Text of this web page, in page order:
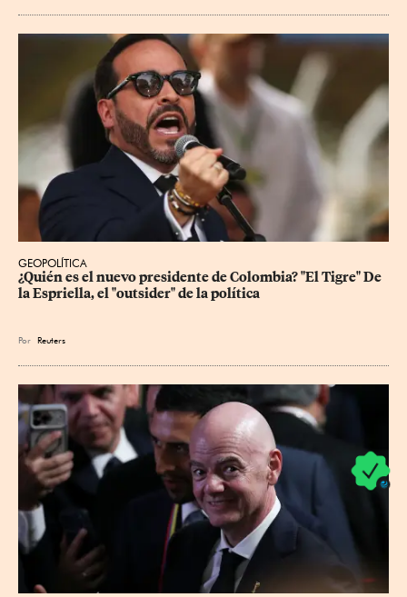
GEOPOLÍTICA
¿Quién es el nuevo presidente de Colombia? "El Tigre" De
la Espriella, el "outsider" de la política
Por Reuters